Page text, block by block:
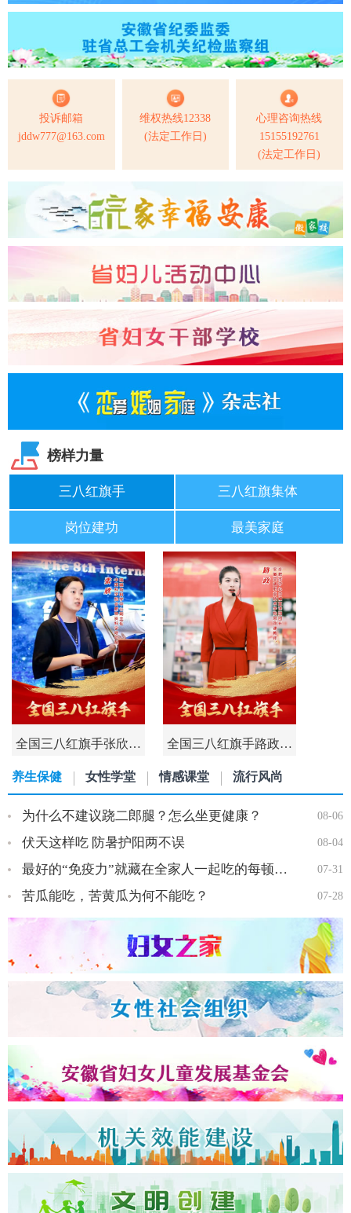
投诉邮箱
jddw777@163.com
维权热线12338
(法定工作日)
心理咨询热线
15155192761
(法定工作日)
榜样力量
三八红旗手 三八红旗集体
岗位建功 最美家庭
全国三八红旗手张欣… 全国三八红旗手路政…
全国三八红旗手王会知…
全国三八红旗手李丹…
养生保健 女性学堂 情感课堂 流行风尚
08-06
为什么不建议跷二郎腿？怎么坐更健康？
08-04
伏天这样吃 防暑护阳两不误
07-31
最好的“免疫力”就藏在全家人一起吃的每顿饭里…
07-28
苦瓜能吃，苦黄瓜为何不能吃？